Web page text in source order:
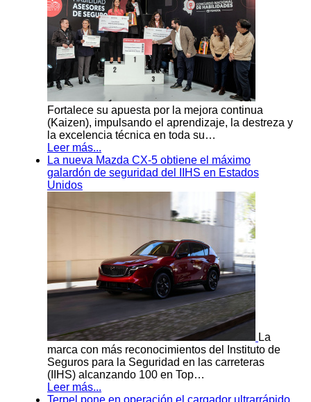
Fortalece su apuesta por la mejora continua
(Kaizen), impulsando el aprendizaje, la destreza y
la excelencia técnica en toda su…
Leer más...
La nueva Mazda CX-5 obtiene el máximo
galardón de seguridad del IIHS en Estados
Unidos
La
marca con más reconocimientos del Instituto de
Seguros para la Seguridad en las carreteras
(IIHS) alcanzando 100 en Top…
Leer más...